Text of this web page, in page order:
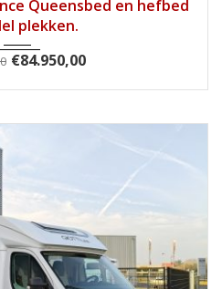
Queensbed en hefbed
plekken.
€84.950,00